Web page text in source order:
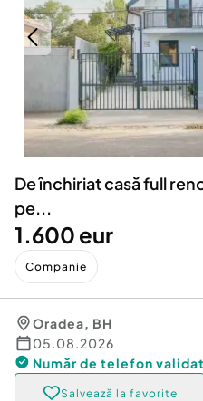
Servicii
Animale de companie
Afaceri și echipamente
Inchiriere Bunuri si
Utilaje agricole si
Piese auto si accesorii
Dacia Duster
De închiriat casă full
pe...
1.600 eur
Companie
Oradea, BH
05.08.2026
Număr de telefon validat
Salvează la favorite